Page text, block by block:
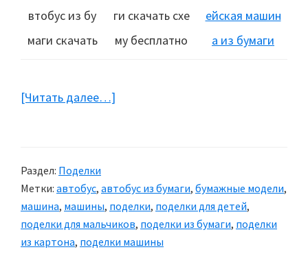
[Читать далее…]
бумаги
Раздел: Поделки
Метки: автобус, автобус из бумаги, бумажные модели,
машина, машины, поделки, поделки для детей,
поделки для мальчиков, поделки из бумаги, поделки
из картона, поделки машины